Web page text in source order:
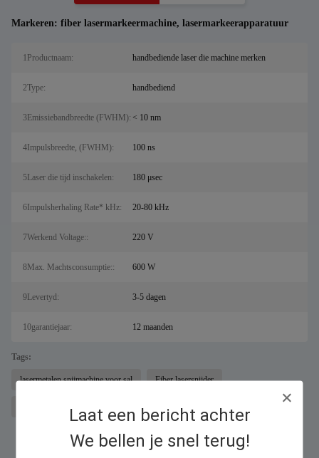
Laat een bericht achter
We bellen je snel terug!
Markeren: fiber lasermarkeermachine, lasermarkeerapparatuur
1Productnaam: handbediende laser die machine merken
2Type: handbediend
3Emissiebandbreedte (FWHM): < 10 nm
4Impulsbreedte, (FWHM): 100 ns
5Laser die tijd inschakelen: 180 μsec
6Impulsherhaling Rate* kHz: 20-80 kHz
7Werkend Voltage:: 220 V
8Max. Machtsconsumptie:: 600 W
9Levertyd: 3-5 dagen
10garantiejaar: 12 maanden
Tags:
lasermetalen snijmachine voor sal Fiber lasersnijder
fiber lasermarkeermachine